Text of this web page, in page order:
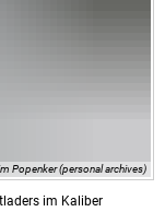
Popenker (personal archives)
im Kaliber